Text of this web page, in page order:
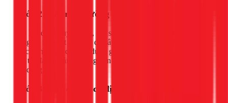
Bước 2: Cắt rãnh tường
Sau khi đã có tuyến ống, thợ sẽ dùng máy cắt tường chuyên
dụng để tạo một rãnh có độ sâu và rộng vừa đủ để đặt ống.
Việc dùng máy chuyên dụng giúp đường cắt thẳng, đẹp, hạn
chế tối đa việc ảnh hưởng đến kết cấu tường so với việc đục
thủ công.
Bước 3: Lắp đặt và cố định ống thoát nước